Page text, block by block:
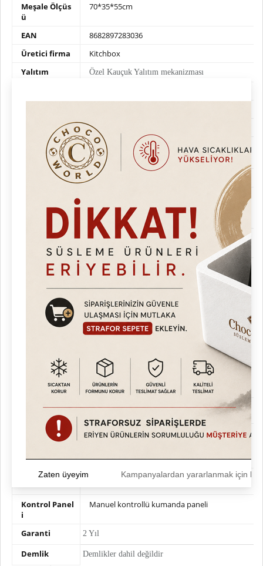
Meşale Ölçüs
ü
70*35*55cm
EAN
8682897283036
Üretici firma
Kitchbox
Yalıtım
Özel Kauçuk Yalıtım mekanizması
30kg
Çalışma
Koşulları
En23953' e göre 32°C, Rh%65 ve
41°C Rh%70 çalışma koşullarına uygun.
İç, dış gövde paslanmaz çelik Aisi 430.
yoğunluktaçevre dostu (CFC içermeyen)
poliüretan izolasyon.
Kapasite
35LT
Kullanılan Kaplama Malzemesi üç kat
ileçevrelenmiş olup,
üretmiş olduğu sıcak suyu daha
uzun süremuhafaza ederek
tasarruf sağlar.
ayarlanabilir sıcaklık kontrollü
Elektrik 220-240 / 50-60 Volt/Hz
Defrost
Isıtma Buhar Koruma Sistemi
Kontrol Panel
i
Manuel kontrollü kumanda paneli
Garanti 2 Yıl
Demlik Demlikler dahil değildir
Kampanyalardan yararlanmak için
Zaten üyeyim